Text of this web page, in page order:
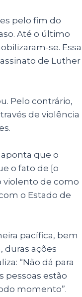
pelo fim do
Até o último
se. Essa
de Luther
Pelo contrário,
de violência
aponta que o
o fato de [o
violento de como
o Estado de
pacífica, bem
duras ações
“Não dá para
pessoas estão
momento”.